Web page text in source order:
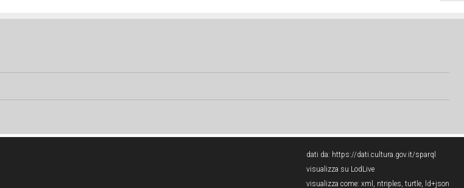
dati da: https://dati.cultura.gov.it/sparql
visualizza su LodLive
visualizza come: xml , ntriples, turtle, ld+json